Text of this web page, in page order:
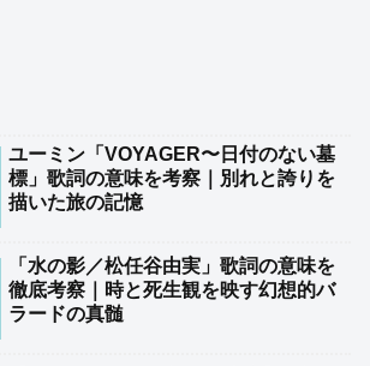
ユーミン「VOYAGER〜日付のない墓
標」歌詞の意味を考察｜別れと誇りを
描いた旅の記憶
「水の影／松任谷由実」歌詞の意味を
徹底考察｜時と死生観を映す幻想的バ
ラードの真髄